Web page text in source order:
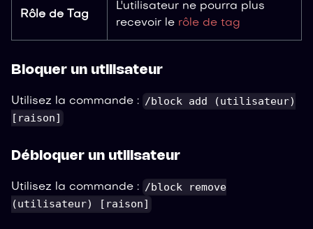
Rôle de Tag
L'utilisateur ne pourra plus
recevoir le rôle de tag
Bloquer un utilisateur
Utilisez la commande : /block add (utilisateur)
[raison]
Débloquer un utilisateur
Utilisez la commande : /block remove
(utilisateur) [raison]